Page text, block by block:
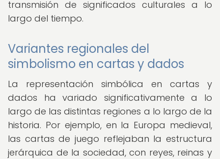
transmisión de significados culturales a lo
largo del tiempo.
Variantes regionales del
simbolismo en cartas y dados
La representación simbólica en cartas y
dados ha variado significativamente a lo
largo de las distintas regiones a lo largo de la
historia. Por ejemplo, en la Europa medieval,
las cartas de juego reflejaban la estructura
jerárquica de la sociedad, con reyes, reinas y